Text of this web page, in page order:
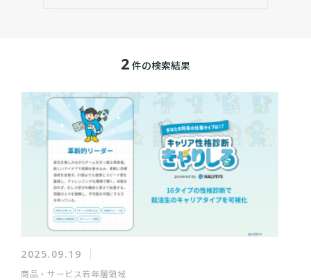
2 件の検索結果
2025.09.19
商品・サービス若年層領域